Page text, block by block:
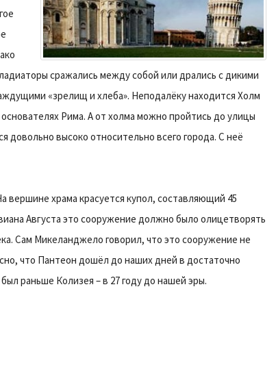
сражались между собой или дрались с дикими
«зрелищ и хлеба». Неподалёку находится Холм
Рима. А от холма можно пройтись до улицы
довольно высоко относительно всего города. С неё
храма красуется купол, составляющий 45
Августа это сооружение должно было олицетворять
Сам Микеланджело говорил, что это сооружение не
что Пантеон дошёл до наших дней в достаточно
раньше Колизея – в 27 году до нашей эры.